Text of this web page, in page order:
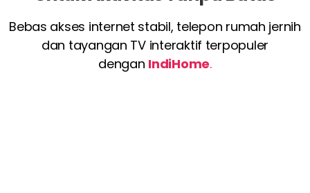
Bebas akses internet stabil, telepon rumah jernih
dan tayangan TV interaktif terpopuler
dengan IndiHome.